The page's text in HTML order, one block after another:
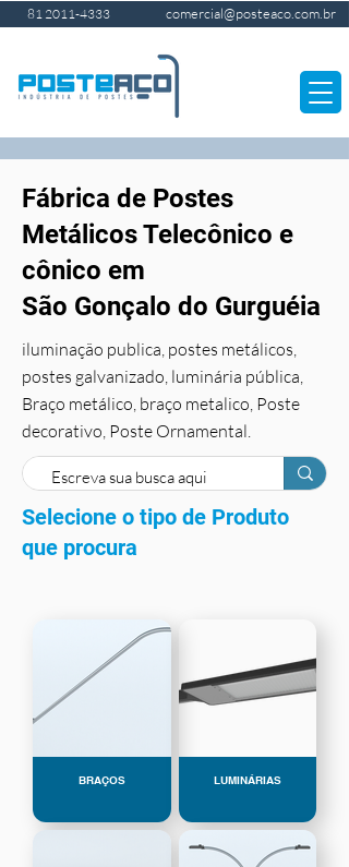
81 2011-4333 comercial@posteaco.com.br
Fábrica de Postes
Metálicos Telecônico e
cônico em
São Gonçalo do Gurguéia
iluminação publica, postes metálicos,
postes galvanizado, luminária pública,
Braço metálico, braço metalico, Poste
decorativo, Poste Ornamental.
Selecione o tipo de Produto
que procura
BRAÇOS LUMINÁRIAS